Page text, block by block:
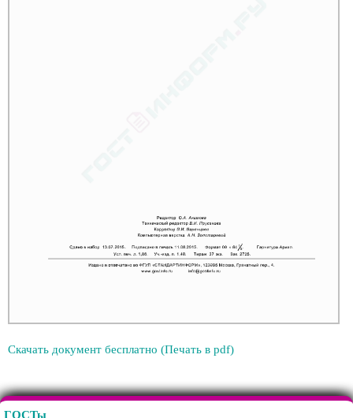
Скачать документ бесплатно (Печать в pdf)
ГОСТы